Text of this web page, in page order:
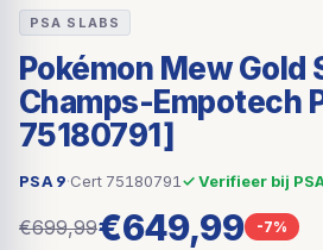
PSA SLABS
Pokémon Mew Gold
Champs-Empotech
75180791]
PSA 9·Cert 75180791 ✓ Verifieer bij
€699,99€649,99 -7%